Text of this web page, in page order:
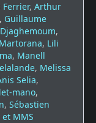
Ferrier, Arthur
, Guillaume
,
, Lili
, Manell
, Melissa
Selia,
mano,
, Sébastien
et MMS